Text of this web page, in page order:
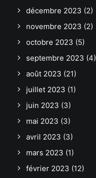
décembre 2023 (2)
novembre 2023 (2)
octobre 2023 (5)
septembre 2023 (4)
août 2023 (21)
juillet 2023 (1)
juin 2023 (3)
mai 2023 (3)
avril 2023 (3)
mars 2023 (1)
février 2023 (12)